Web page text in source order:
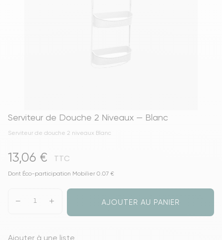
Serviteur de Douche 2 Niveaux — Blanc
Serviteur de douche 2 niveaux Blanc
13,06 € TTC
Dont Éco-participation Mobilier 0.07 €
AJOUTER AU PANIER
Ajouter à une liste